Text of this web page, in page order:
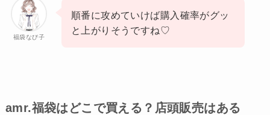
福袋なび子
順番に攻めていけば購入確率がグッ
と上がりそうですね♡
amr.福袋はどこで買える？店頭販売はある